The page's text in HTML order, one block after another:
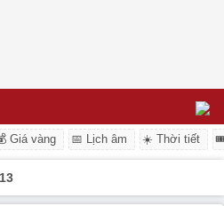
Giá vàng 📅 Lịch âm ☀️ Thời tiết